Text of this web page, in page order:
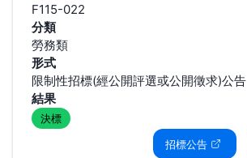
F115-022
分類
勞務類
形式
限制性招標(經公開評選或公開徵求)公告
結果
決標
招標公告